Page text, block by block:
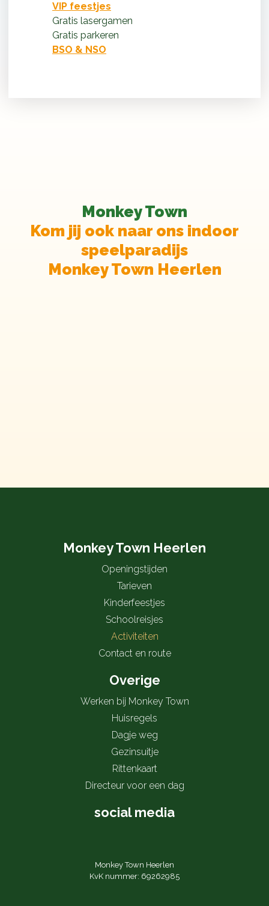
VIP feestjes
Gratis lasergamen
Gratis parkeren
BSO & NSO
Monkey Town
Kom jij ook naar ons indoor
speelparadijs
Monkey Town Heerlen
Monkey Town Heerlen
Openingstijden
Tarieven
Kinderfeestjes
Schoolreisjes
Activiteiten
Contact en route
Overige
Werken bij Monkey Town
Huisregels
Dagje weg
Gezinsuitje
Rittenkaart
Directeur voor een dag
social media
Monkey Town Heerlen
KvK nummer: 69262985